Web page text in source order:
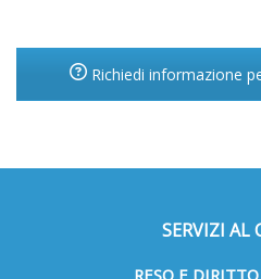
Richiedi informazione
SERVIZI AL